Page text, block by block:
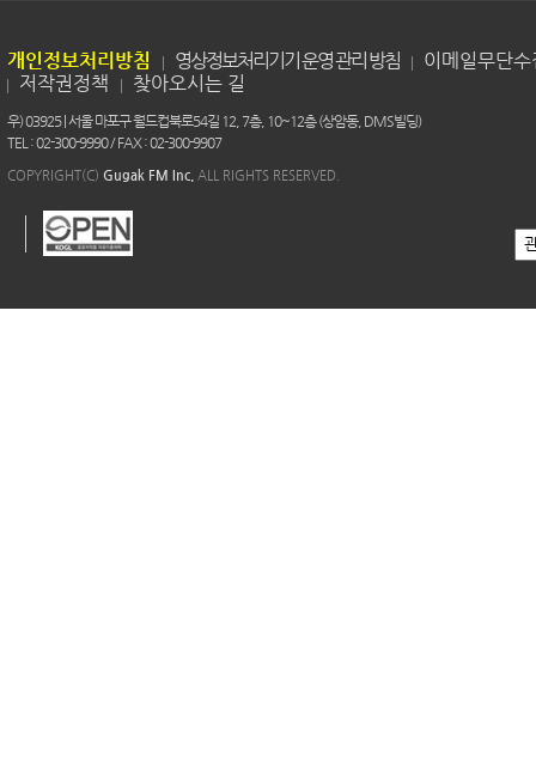
개인정보처리방침 영상정보처리기기 운영 관리 방침
이메일무단
저작권정책
찾아오시는 길
우) 03925 | 서울 마포구 월드컵북로54길 12, 7층, 10~12층 (상암동, DMS빌딩)
TEL : 02-300-9990 / FAX : 02-300-9907
COPYRIGHT(C) Gugak FM Inc. ALL RIGHTS RESERVED.